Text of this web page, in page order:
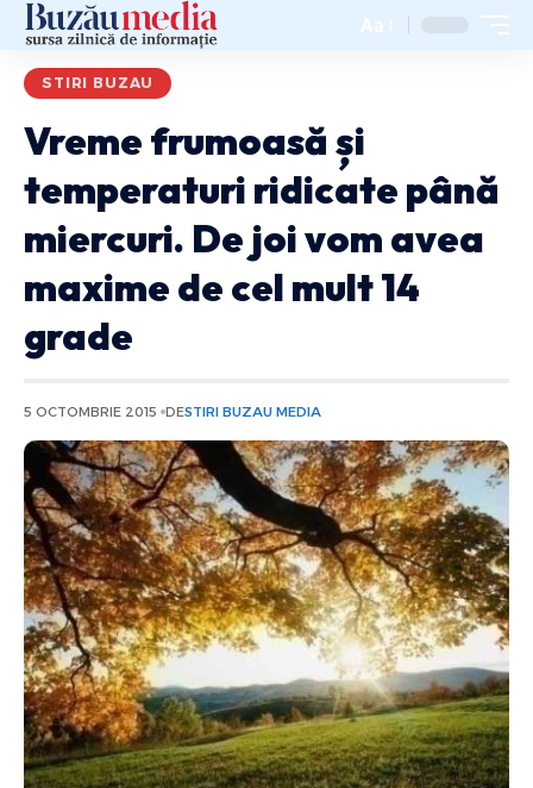
Aa
STIRI BUZAU
Vreme frumoasă și
temperaturi ridicate până
miercuri. De joi vom avea
maxime de cel mult 14
grade
5 OCTOMBRIE 2015 DESTIRI BUZAU MEDIA